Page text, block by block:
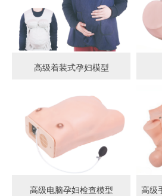
高级着装式孕妇模型
高级电脑孕妇检查模型